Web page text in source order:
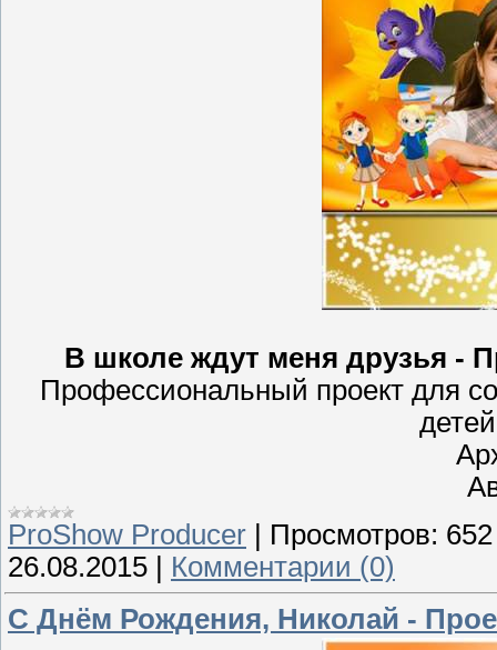
В школе ждут меня друзья -
Профессиональный проект для
ProShow Producer | Просмотров: 652
26.08.2015 | Комментарии (0)
С Днём Рождения, Николай -